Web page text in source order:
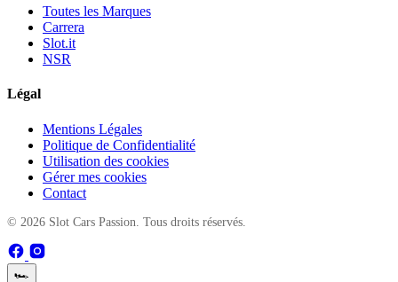
Toutes les Marques
Carrera
Slot.it
NSR
Légal
Mentions Légales
Politique de Confidentialité
Utilisation des cookies
Gérer mes cookies
Contact
© 2026 Slot Cars Passion. Tous droits réservés.
🏎️